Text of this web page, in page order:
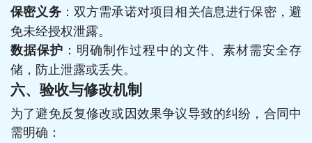
保密义务：双方需承诺对项目相关信息进行保密，避
免未经授权泄露。
数据保护 ：明确制作过程中的文件、素材需安全存
储，防止泄露或丢失。
六、验收与修改机制
为了避免反复修改或因效果争议导致的纠纷，合同中
需明确：